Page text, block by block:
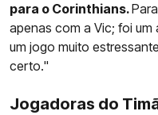
para o Corinthians.
apenas com a Vic; foi um
um jogo muito
certo."
Jogadoras do